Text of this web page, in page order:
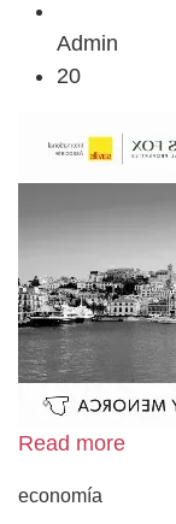
Admin
20
Read more
economía